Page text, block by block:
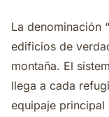
La denominación
edificios de
montaña. El
llega a cada
equipaje principal